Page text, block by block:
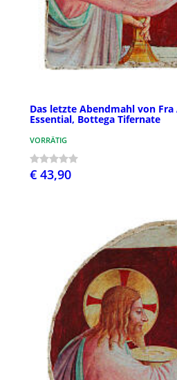
Das letzte Abendmahl von
Essential, Bottega Tifernate
VORRÄTIG
€ 43,90